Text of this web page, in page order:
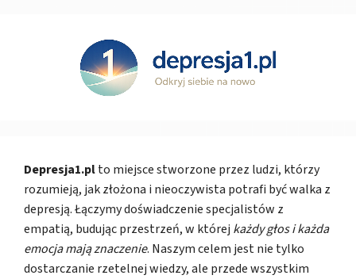
Depresja1.plto miejsce stworzone przez ludzi, którzy
rozumieją, jak złożona i nieoczywista potrafi być walka z
depresją. Łączymy doświadczenie specjalistów z
empatią, budując przestrzeń, w której każdy głos i każda
emocja mają znaczenie. Naszym celem jest nie tylko
dostarczanie rzetelnej wiedzy, ale przede wszystkim